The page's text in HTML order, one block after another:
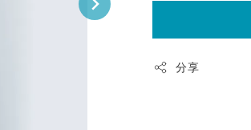
分享